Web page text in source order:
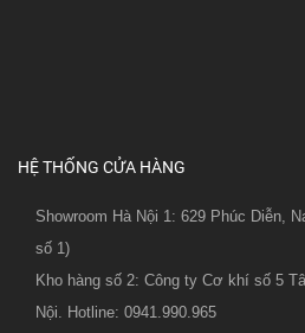
HỆ THỐNG CỬA HÀNG
Showroom Hà Nội 1: 629 Phúc Diễn,
số 1)
Kho hàng số 2: Công ty Cơ khí số 5
Nội. Hotline: 0941.990.965